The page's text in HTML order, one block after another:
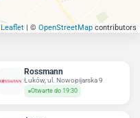
Leaflet | © OpenStreetMap contributors
Rossmann
Łuków, ul. Nowopijarska 9
Otwarte do 19:30